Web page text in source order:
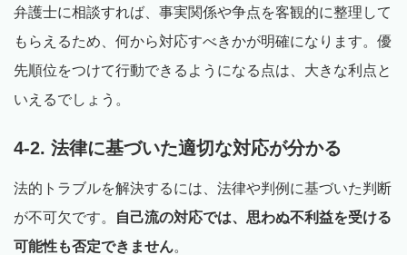
弁護士に相談すれば、事実関係や争点を客観的に整理して
もらえるため、何から対応すべきかが明確になります。優
先順位をつけて行動できるようになる点は、大きな利点と
いえるでしょう。
4-2. 法律に基づいた適切な対応が分かる
法的トラブルを解決するには、法律や判例に基づいた判断
が不可欠です。
自己流の対応では、思わぬ不利益を受ける
可能性も否定できません。